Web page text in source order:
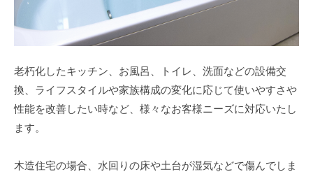
老朽化したキッチン、お風呂、トイレ、洗面などの設備交
換、ライフスタイルや家族構成の変化に応じて使いやすさや
性能を改善したい時など、様々なお客様ニーズに対応いたし
ます。
木造住宅の場合、水回りの床や土台が湿気などで傷んでしま